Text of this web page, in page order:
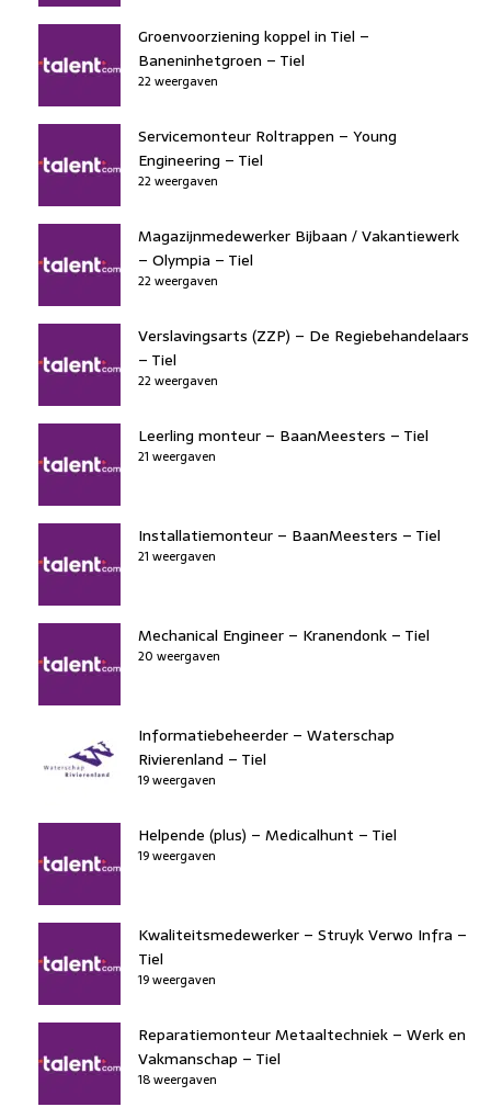
Groenvoorziening koppel in Tiel –
Baneninhetgroen – Tiel
22 weergaven
Servicemonteur Roltrappen – Young
Engineering – Tiel
22 weergaven
Magazijnmedewerker Bijbaan / Vakantiewerk
– Olympia – Tiel
22 weergaven
Verslavingsarts (ZZP) – De Regiebehandelaars
– Tiel
22 weergaven
Leerling monteur – BaanMeesters – Tiel
21 weergaven
Installatiemonteur – BaanMeesters – Tiel
21 weergaven
Mechanical Engineer – Kranendonk – Tiel
20 weergaven
Informatiebeheerder – Waterschap
Rivierenland – Tiel
19 weergaven
Helpende (plus) – Medicalhunt – Tiel
19 weergaven
Kwaliteitsmedewerker – Struyk Verwo Infra –
Tiel
19 weergaven
Reparatiemonteur Metaaltechniek – Werk en
Vakmanschap – Tiel
18 weergaven